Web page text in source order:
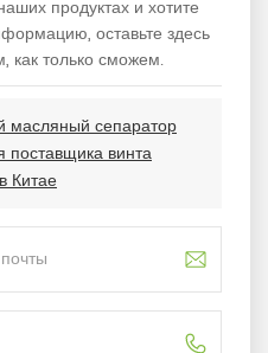
продуктах и хотите
оставьте здесь
как только сможем.
масляный сепаратор
винта
Китае